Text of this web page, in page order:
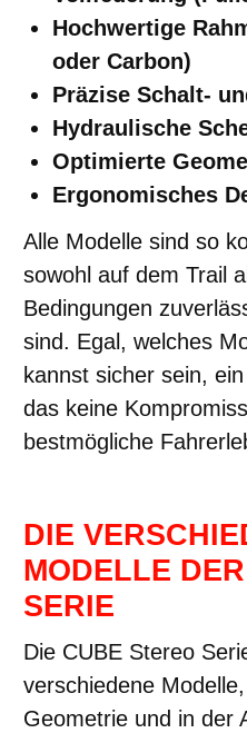
Hochwertige
oder Carbon)
Präzise Schalt-
Hydraulische
Optimierte
Ergonomisches
Alle Modelle sind so
sowohl auf dem Trail
Bedingungen
sind. Egal, welches
kannst sicher sein,
das keine
bestmögliche
DIE
MODELLE
SERIE
Die CUBE Stereo
verschiedene
Geometrie und in der